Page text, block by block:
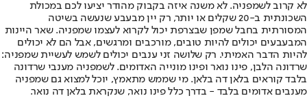
לא קרוב לשמפניה. לא משנה איזה בקבוק מהודר יציעו לכם במכולת
השכונתית ב-20 שקלים או יותר, רק יין מבעבע שנעשה בשיטה
המסורתית בחבל שמפן שבצרפת יכול לקרוא לעצמו שמפניה. שאר היינות
המבעבעים יכולים להיות טובים, מורכבים ומרגשים, אבל הם לא יכולים
להיות הדבר האמיתי. רק שלושה זני ענבים יכולים לשמש לעשיית שמפניה:
שרדונה הלבן, פינו נואר ופינו מונייה האדומים. לשמפניה מענבי שרדונה
בלבד קוראים בלאן דה בלאן. מי שממש מתאמץ, יוכל למצוא גם שמפניה
מענבים אדומים בלבד - בדרך כלל פינו נואר, שנקראת בלאן דה נואר.